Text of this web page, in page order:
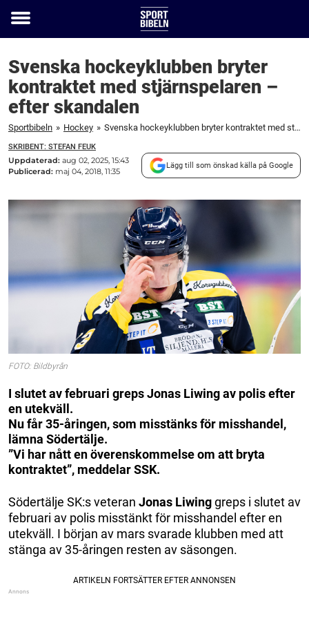
Toggle
Svenska hockeyklubben bryter
kontraktet med stjärnspelaren –
efter skandalen
Sportbibeln » Hockey » Svenska hockeyklubben bryter kontraktet med stjärnspelaren – efter skandalen
SKRIBENT: STEFAN FEUK
Uppdaterad: aug 02, 2025, 15:43
Publicerad: maj 04, 2018, 11:35
Lägg till som önskad källa på Google
FOTO: Bildbyrån
I slutet av februari greps Jonas Liwing av polis efter
en utekväll.
Nu får 35-åringen, som misstänks för misshandel,
lämna Södertälje.
”Vi har nått en överenskommelse om att bryta
kontraktet”, meddelar SSK.
Södertälje SK:s veteran Jonas Liwinggreps i slutet av
februari av polis misstänkt för misshandel efter en
utekväll. I början av mars svarade klubben med att
stänga av 35-åringen resten av säsongen.